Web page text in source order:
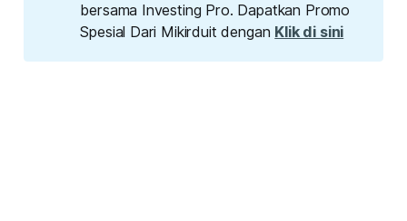
bersama Investing Pro. Dapatkan Promo
Spesial Dari Mikirduit dengan Klik di sini